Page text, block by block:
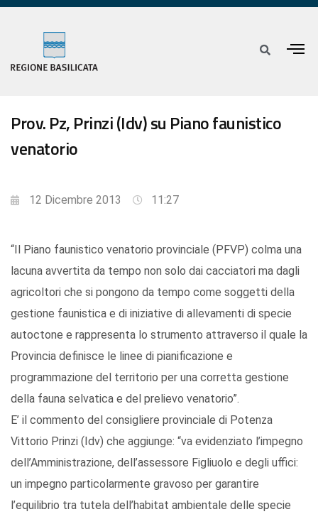
Prov. Pz, Prinzi (Idv) su Piano faunistico
venatorio
12 Dicembre 2013 11:27
“Il Piano faunistico venatorio provinciale (PFVP) colma una
lacuna avvertita da tempo non solo dai cacciatori ma dagli
agricoltori che si pongono da tempo come soggetti della
gestione faunistica e di iniziative di allevamenti di specie
autoctone e rappresenta lo strumento attraverso il quale la
Provincia definisce le linee di pianificazione e
programmazione del territorio per una corretta gestione
della fauna selvatica e del prelievo venatorio”.
E’ il commento del consigliere provinciale di Potenza
Vittorio Prinzi (Idv) che aggiunge: “va evidenziato l’impegno
dell’Amministrazione, dell’assessore Figliuolo e degli uffici:
un impegno particolarmente gravoso per garantire
l’equilibrio tra tutela dell’habitat ambientale delle specie